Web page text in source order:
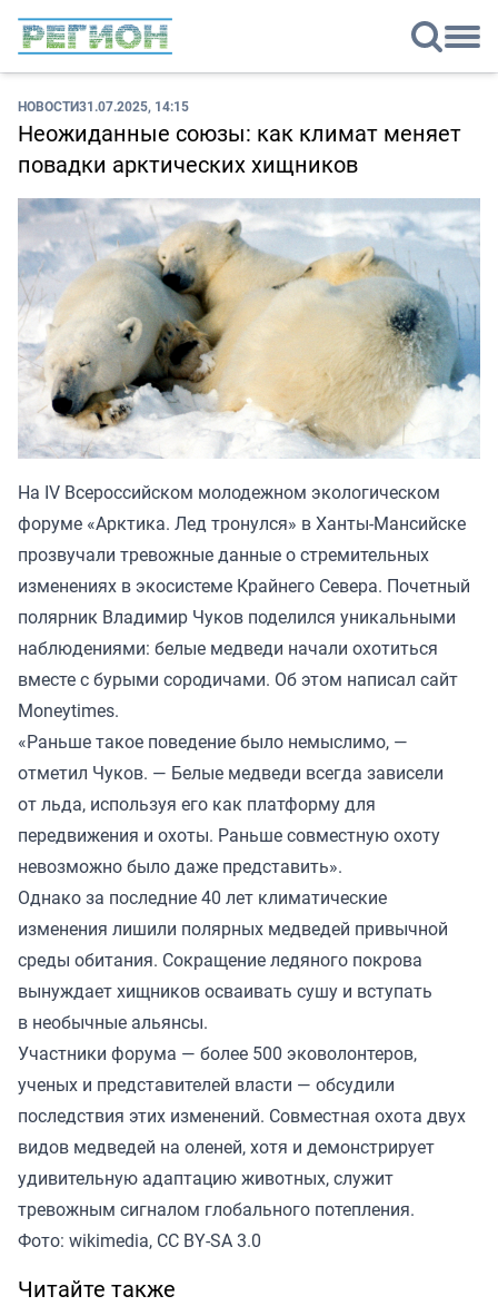
НОВОСТИ31.07.2025, 14:15
Неожиданные союзы: как климат меняет
повадки арктических хищников
На IV Всероссийском молодежном экологическом
форуме «Арктика. Лед тронулся» в Ханты-Мансийске
прозвучали тревожные данные о стремительных
изменениях в экосистеме Крайнего Севера. Почетный
полярник Владимир Чуков поделился уникальными
наблюдениями: белые медведи начали охотиться
вместе с бурыми сородичами. Об этом написал сайт
Moneytimes.
«Раньше такое поведение было немыслимо, —
отметил Чуков. — Белые медведи всегда зависели
от льда, используя его как платформу для
передвижения и охоты. Раньше совместную охоту
невозможно было даже представить».
Однако за последние 40 лет климатические
изменения лишили полярных медведей привычной
среды обитания. Сокращение ледяного покрова
вынуждает хищников осваивать сушу и вступать
в необычные альянсы.
Участники форума — более 500 эковолонтеров,
ученых и представителей власти — обсудили
последствия этих изменений. Совместная охота двух
видов медведей на оленей, хотя и демонстрирует
удивительную адаптацию животных, служит
тревожным сигналом глобального потепления.
Фото: wikimedia, CC BY-SA 3.0
Читайте также